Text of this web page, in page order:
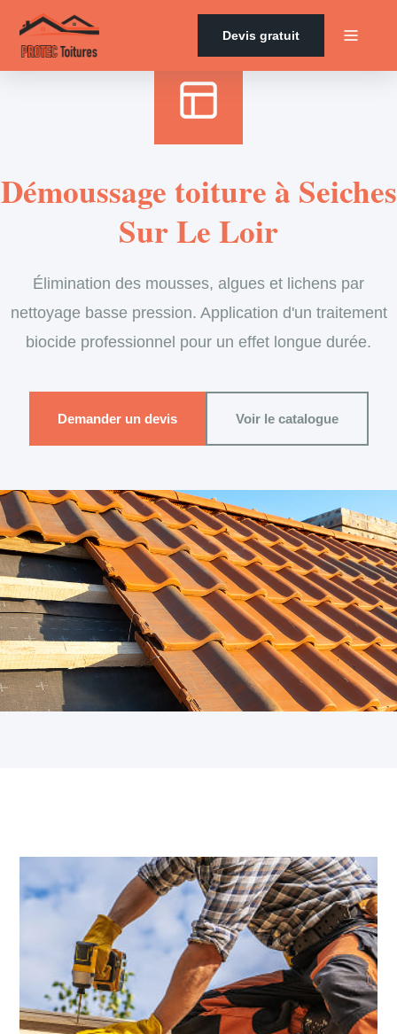
Devis gratuit
Démoussage toiture à Seiches
Sur Le Loir
Élimination des mousses, algues et lichens par
nettoyage basse pression. Application d'un traitement
biocide professionnel pour un effet longue durée.
Demander un devis Voir le catalogue